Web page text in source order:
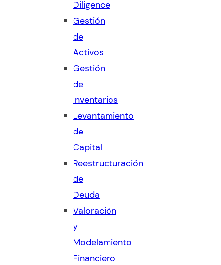
Diligence
Gestión
de
Activos
Gestión
de
Inventarios
Levantamiento
de
Capital
Reestructuración
de
Deuda
Valoración
y
Modelamiento
Financiero